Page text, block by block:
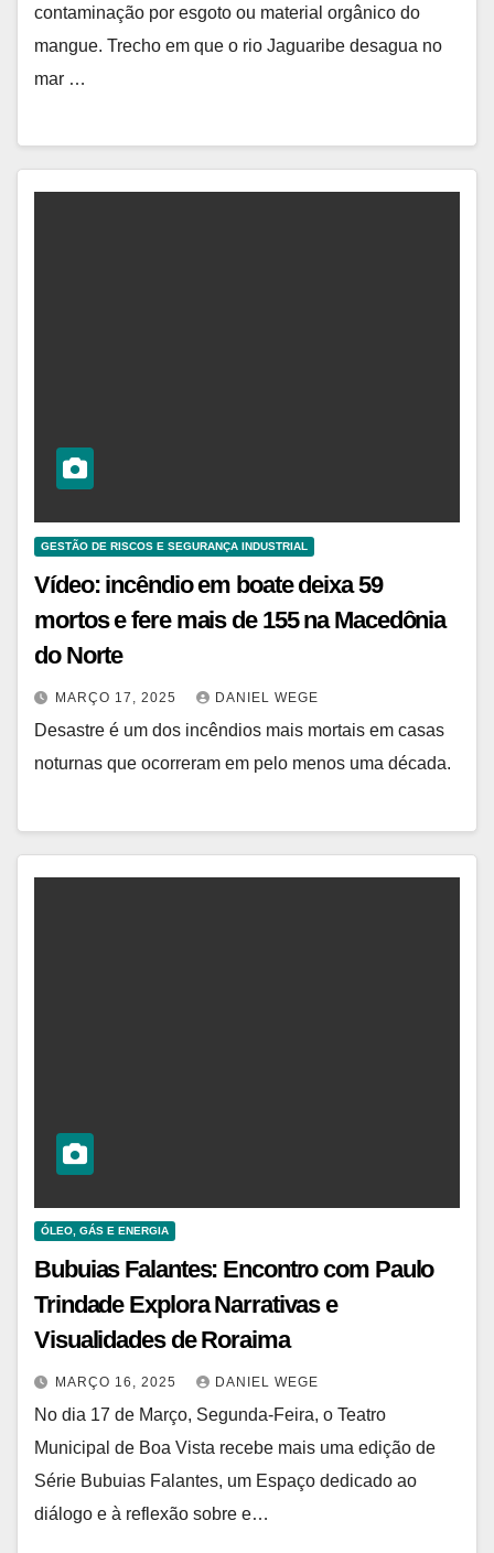
contaminação por esgoto ou material orgânico do
mangue. Trecho em que o rio Jaguaribe desagua no
mar …
GESTÃO DE RISCOS E SEGURANÇA INDUSTRIAL
Vídeo: incêndio em boate deixa 59
mortos e fere mais de 155 na Macedônia
do Norte
MARÇO 17, 2025 DANIEL WEGE
Desastre é um dos incêndios mais mortais em casas
noturnas que ocorreram em pelo menos uma década.
ÓLEO, GÁS E ENERGIA
Bubuias Falantes: Encontro com Paulo
Trindade Explora Narrativas e
Visualidades de Roraima
MARÇO 16, 2025 DANIEL WEGE
No dia 17 de Março, Segunda-Feira, o Teatro
Municipal de Boa Vista recebe mais uma edição de
Série Bubuias Falantes, um Espaço dedicado ao
diálogo e à reflexão sobre e…